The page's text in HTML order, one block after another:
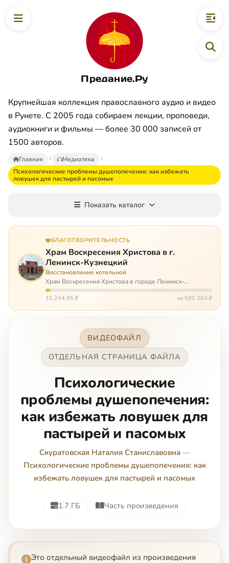
Предание.Ру
Крупнейшая коллекция православного аудио и видео
в Рунете. С 2005 года собираем лекции, проповеди,
аудиокниги и фильмы — более 30 000 записей от
1500 авторов.
Главная
Медиатека
Психологические проблемы душепопечения: как избежать
ловушек для пастырей и пасомых
Показать каталог
БЛАГОТВОРИТЕЛЬНОСТЬ
Храм Воскресения Христова в г.
Ленинск-Кузнецкий
Восстановление котельной
Храм Воскресения Христова в городе Ленинск-
Кузнецкий в Кемеровской области – совсем новый, он
открылся всего 20 назад. И сейчас храм может вообще
15 244,95 ₽ из 500 363 ₽
ВИДЕОФАЙЛ
ОТДЕЛЬНАЯ СТРАНИЦА ФАЙЛА
Психологические
проблемы душепопечения:
как избежать ловушек для
пастырей и пасомых
Скуратовская Наталия Станиславовна—
Психологические проблемы душепопечения: как
избежать ловушек для пастырей и пасомых
1.7 ГБ Часть произведения
Это отдельный видеофайл из произведения